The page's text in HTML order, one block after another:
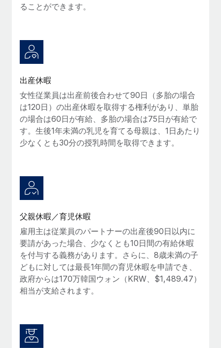
詳細を見る
給与詐欺：種類、事例、ビジネスを守る方法
給与, 賃金は詐欺の特に魅力的な標的です。多額の資金がシステ
を保護することは極めて重要です。...
詳細を見る
ることができます。
出産休暇
女性従業員は出産前後合わせて90日（多胎の場合
は120日）の出産休暇を取得する権利があり、単胎
の場合は60日が有給、多胎の場合は75日が有給で
す。生後1年未満の乳児を育てる母親は、1日あたり
少なくとも30分の授乳時間を取得できます。
父親休暇／育児休暇
雇用主は従業員のパートナーの出産後90日以内に
要請があった場合、少なくとも10日間の有給休暇
を付与する義務があります。さらに、8歳未満の子
どもに対しては最長1年間の育児休暇を申請でき、
政府からは170万韓国ウォン（KRW、$1,489.47）
相当が支給されます。